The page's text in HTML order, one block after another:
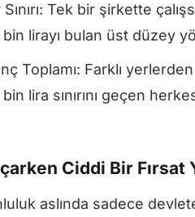
Tek bir şirkette
lirayı bulan üst düzey
Toplamı: Farklı
lira sınırını geçen
Ciddi Bir Fırsat
aslında sadece